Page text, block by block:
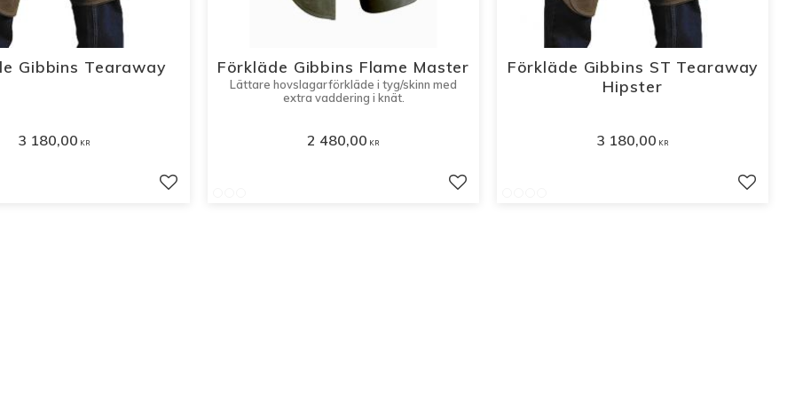
Gibbins Tearaway
3 180,00 KR
Lägg till i favoriter
Förkläde Gibbins Flame Master
Lättare hovslagarförkläde i tyg/skinn med
extra vaddering i knät.
2 480,00 KR
Lägg till i favoriter
Förkläde Gibbins ST Tearaway
Hipster
3 180,00 KR
Lägg